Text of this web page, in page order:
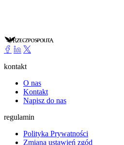
kontakt
O nas
Kontakt
Napisz do nas
regulamin
Polityka Prywatności
Zmiana ustawień zgód